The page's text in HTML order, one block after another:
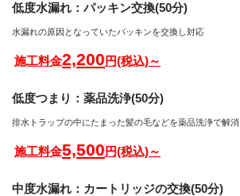
低度水漏れ：パッキン交換(50分)
水漏れの原因となっていたパッキンを交換し対応
施工料金2,200円(税込)～
低度つまり：薬品洗浄(50分)
排水トラップの中にたまった髪の毛などを薬品洗浄で解消
施工料金5,500円(税込)～
中度水漏れ：カートリッジの交換(50分)